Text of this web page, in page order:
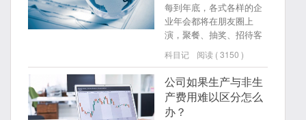
每到年底，各式各样的企
业年会都将在朋友圈上
演，聚餐、抽奖、招待客
户、员工激励等等都将产
生费用。年会过后，这些
费用税务如何处理呢？
科目记 阅读 ( 3150 )
公司如果生产与非生
产费用难以区分怎么
办？